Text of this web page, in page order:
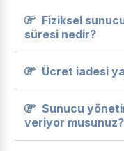
Fiziksel
süresi nedir?
Ücret iadesi
Sunucu
veriyor musunuz?